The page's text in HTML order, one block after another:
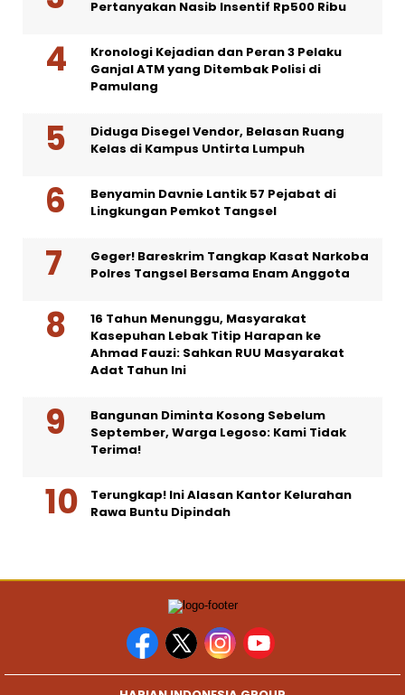
Pertanyakan Nasib Insentif Rp500 Ribu
Kronologi Kejadian dan Peran 3 Pelaku
Ganjal ATM yang Ditembak Polisi di
Pamulang
Diduga Disegel Vendor, Belasan Ruang
Kelas di Kampus Untirta Lumpuh
Benyamin Davnie Lantik 57 Pejabat di
Lingkungan Pemkot Tangsel
Geger! Bareskrim Tangkap Kasat Narkoba
Polres Tangsel Bersama Enam Anggota
16 Tahun Menunggu, Masyarakat
Kasepuhan Lebak Titip Harapan ke
Ahmad Fauzi: Sahkan RUU Masyarakat
Adat Tahun Ini
Bangunan Diminta Kosong Sebelum
September, Warga Legoso: Kami Tidak
Terima!
Terungkap! Ini Alasan Kantor Kelurahan
Rawa Buntu Dipindah